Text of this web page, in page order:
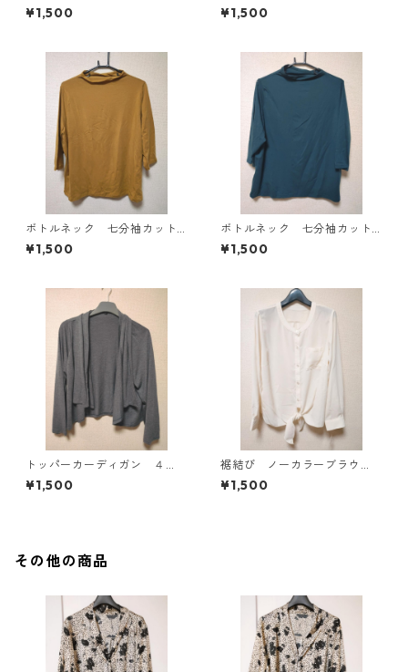
ース ４Ｌ ブラック KAE-
4819
¥1,500
ソー ４Ｌ マスタード KA
E-4818
¥1,500
ボトルネック 七分袖カット
ソー ４Ｌ マスタード KA
E-4816
¥1,500
ボトルネック 七分袖カット
ソー ４Ｌ ティールグリー
ン KAE-4815
¥1,500
トッパーカーディガン ４
Ｌ グレー KAE-4814
¥1,500
裾結び ノーカラーブラウ
ス ３Ｌ アイボリー KAE-
4813
¥1,500
その他の商品